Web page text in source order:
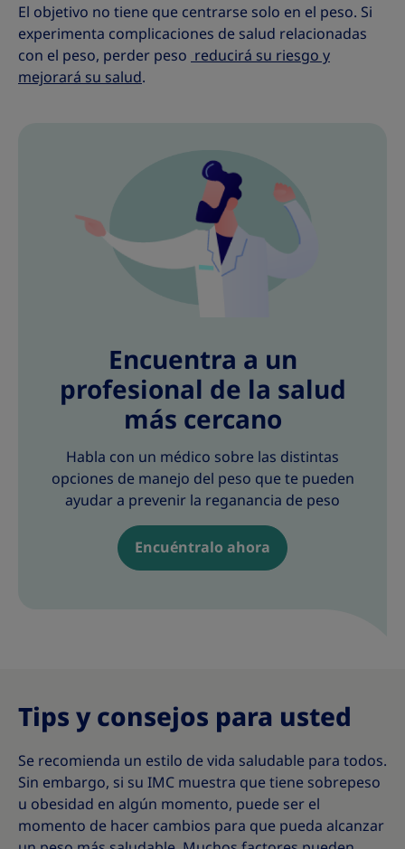
El objetivo no tiene que centrarse solo en el peso. Si
experimenta complicaciones de salud relacionadas
con el peso, perder peso reducirá su riesgo y
mejorará su salud.
Encuentra a un
profesional de la salud
más cercano
Habla con un médico sobre las distintas
opciones de manejo del peso que te pueden
ayudar a prevenir la reganancia de peso
Encuéntralo ahora
Tips y consejos para usted
Se recomienda un estilo de vida saludable para todos.
Sin embargo, si su IMC muestra que tiene sobrepeso
u obesidad en algún momento, puede ser el
momento de hacer cambios para que pueda alcanzar